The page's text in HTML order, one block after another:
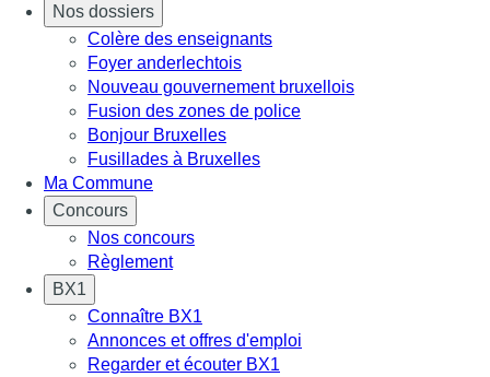
Nos dossiers
Colère des enseignants
Foyer anderlechtois
Nouveau gouvernement bruxellois
Fusion des zones de police
Bonjour Bruxelles
Fusillades à Bruxelles
Ma Commune
Concours
Nos concours
Règlement
BX1
Connaître BX1
Annonces et offres d'emploi
Regarder et écouter BX1